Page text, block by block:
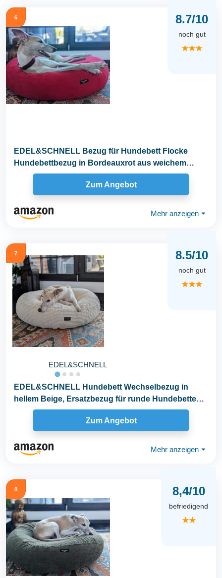
6 8.7/10
noch gut
★★★
EDEL&SCHNELL Bezug für Hundebett Flocke
Hundebettbezug in Bordeauxrot aus weichem
Fleece...
Zum Angebot
Mehr anzeigen ⏷
7
EDEL&SCHNELL
8.5/10
noch gut
★★★
EDEL&SCHNELL Hundebett Wechselbezug in
hellem Beige, Ersatzbezug für runde Hundebetten
65 cm, Bezug...
Zum Angebot
Mehr anzeigen ⏷
8 8,4/10
befriedigend
★★